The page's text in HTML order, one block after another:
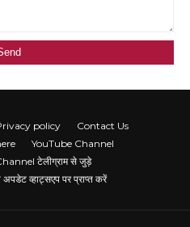
policy
Contact Us
YouTube Channel
टेलीग्राम से जुड़े
व्हाट्सएप पर प्राप्त करें